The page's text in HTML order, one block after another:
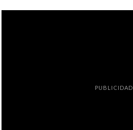
PUBLICIDAD